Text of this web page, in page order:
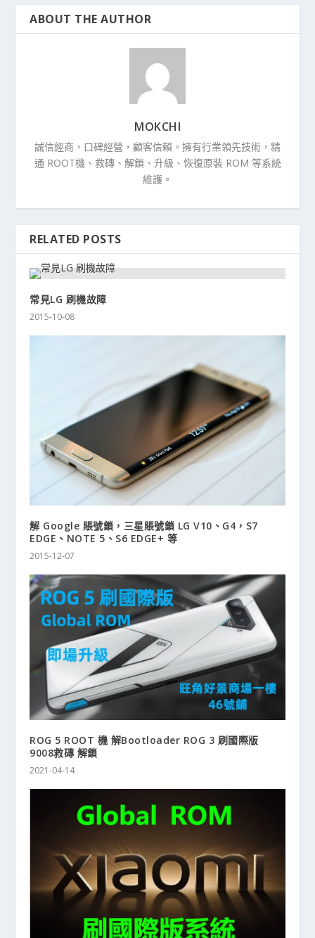
ABOUT THE AUTHOR
MOKCHI
誠信經商，口碑經營，顧客信賴。擁有行業領先技術，精
通 ROOT機、救磚、解鎖、升級、恢復原裝 ROM 等系統
維護。
RELATED POSTS
常見LG 刷機故障
2015-10-08
解 Google 賬號鎖，三星賬號鎖 LG V10、G4，S7
EDGE、NOTE 5、S6 EDGE+ 等
2015-12-07
ROG 5 ROOT 機 解Bootloader ROG 3 刷國際版
9008救磚 解鎖
2021-04-14